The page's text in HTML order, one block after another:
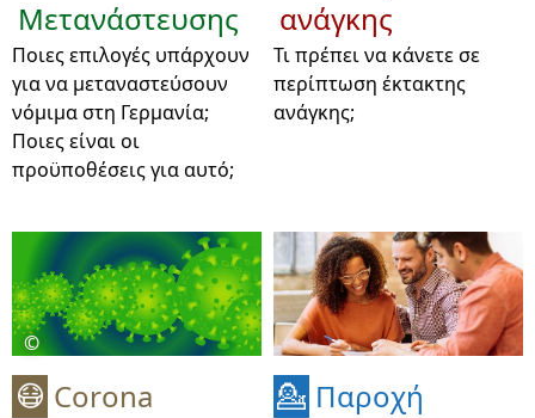
Μετανάστευσης
Ποιες επιλογές υπάρχουν
για να μεταναστεύσουν
νόμιμα στη Γερμανία;
Ποιες είναι οι
προϋποθέσεις για αυτό;
ανάγκης
Τι πρέπει να κάνετε σε
περίπτωση έκτακτης
ανάγκης;
©
😷 Corona
💁 Παροχή